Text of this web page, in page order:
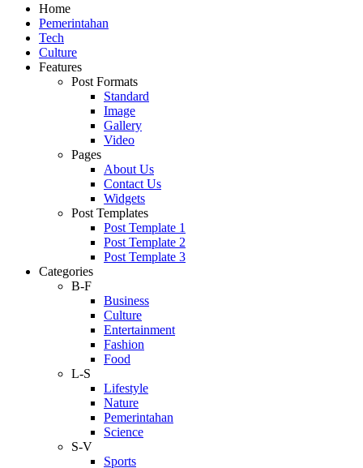
Home
Pemerintahan
Tech
Culture
Features
Post Formats
Standard
Image
Gallery
Video
Pages
About Us
Contact Us
Widgets
Post Templates
Post Template 1
Post Template 2
Post Template 3
Categories
B-F
Business
Culture
Entertainment
Fashion
Food
L-S
Lifestyle
Nature
Pemerintahan
Science
S-V
Sports